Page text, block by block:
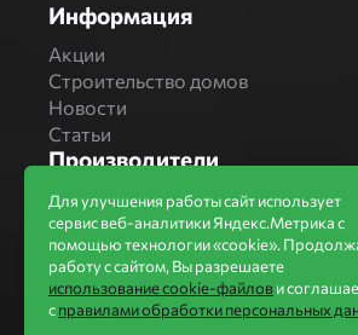
Информация
Акции
Строительство домов
Новости
Статьи
Производители
Бренды
Bonolit
Завод Мстера
Вышневолоцкая керамика
Магма Керамик
Для улучшения работы сайт использует
сервис веб-аналитики Яндекс.Метрика с
помощью технологии «cookie».
работу с сайтом, Вы разрешаете
использование cookie-файлови
справилами обработки персональных